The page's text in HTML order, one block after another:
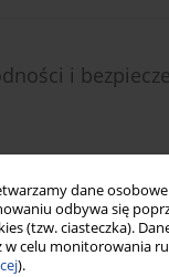
dane
odbywa się
(tzw. ciasteczka).
w celu monitorowania
).
i
71
(PDF)